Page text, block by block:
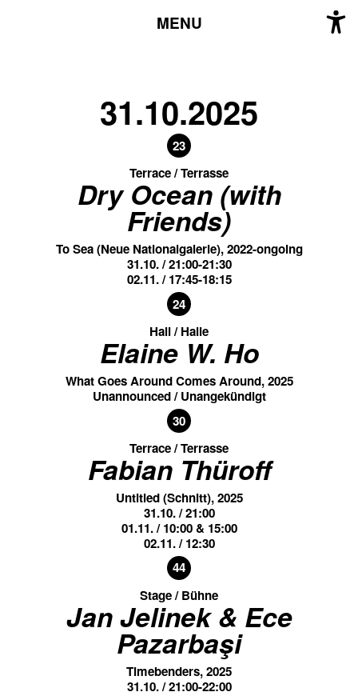
MENU
31.10.2025
23
Terrace / Terrasse
Dry Ocean (with
Friends)
To Sea (Neue Nationalgalerie), 2022-ongoing
31.10. / 21:00-21:30
02.11. / 17:45-18:15
24
Hall / Halle
Elaine W. Ho
What Goes Around Comes Around, 2025
Unannounced / Unangekündigt
30
Terrace / Terrasse
Fabian Thüroff
Untitled (Schnitt), 2025
31.10. / 21:00
01.11. / 10:00 & 15:00
02.11. / 12:30
44
Stage / Bühne
Jan Jelinek & Ece
Pazarbaşi
Timebenders, 2025
31.10. / 21:00-22:00